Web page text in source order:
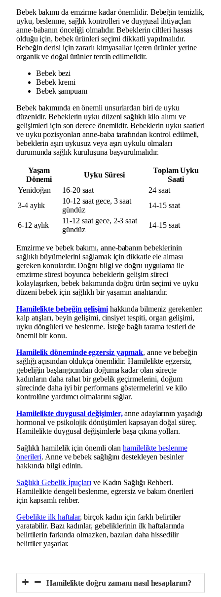
Bebek bakımı da emzirme kadar önemlidir. Bebeğin temizlik,
uyku, beslenme, sağlık kontrolleri ve duygusal ihtiyaçları
anne-babanın önceliği olmalıdır. Bebeklerin ciltleri hassas
olduğu için, bebek ürünleri seçimi dikkatli yapılmalıdır.
Bebeğin derisi için zararlı kimyasallar içeren ürünler yerine
organik ve doğal ürünler tercih edilmelidir.
Bebek bezi
Bebek kremi
Bebek şampuanı
Bebek bakımında en önemli unsurlardan biri de uyku
düzenidir. Bebeklerin uyku düzeni sağlıklı kilo alımı ve
gelişimleri için son derece önemlidir. Bebeklerin uyku saatleri
ve uyku pozisyonları anne-baba tarafından kontrol edilmeli,
bebeklerin aşırı uykusuz veya aşırı uykulu olmaları
durumunda sağlık kuruluşuna başvurulmalıdır.
Yaşam
Dönemi
Uyku Süresi
Toplam Uyku
Saati
Yenidoğan
16-20 saat
24 saat
3-4 aylık
10-12 saat gece, 3 saat
gündüz
14-15 saat
6-12 aylık
11-12 saat gece, 2-3 saat
gündüz
14-15 saat
Emzirme ve bebek bakımı, anne-babanın bebeklerinin
sağlıklı büyümelerini sağlamak için dikkatle ele alması
gereken konulardır. Doğru bilgi ve doğru uygulama ile
emzirme süresi boyunca bebeklerin gelişim süreci
kolaylaşırken, bebek bakımında doğru ürün seçimi ve uyku
düzeni bebek için sağlıklı bir yaşamın anahtarıdır.
Hamilelikte bebeğin gelişimihakkında bilmeniz gerekenler:
kalp atışları, beyin gelişimi, cinsiyet tespiti, organ gelişimi,
uyku döngüleri ve beslenme. İsteğe bağlı tarama testleri de
önemli bir konu.
Hamilelik döneminde egzersiz yapmak, anne ve bebeğin
sağlığı açısından oldukça önemlidir. Hamilelikte egzersiz,
gebeliğin başlangıcından doğuma kadar olan süreçte
kadınların daha rahat bir gebelik geçirmelerini, doğum
sürecinde daha iyi bir performans göstermelerini ve kilo
kontrolüne yardımcı olmalarını sağlar.
Hamilelikte duygusal değişimler,anne adaylarının yaşadığı
hormonal ve psikolojik dönüşümleri kapsayan doğal süreç.
Hamilelikte duygusal değişimlerle başa çıkma yolları.
Sağlıklı hamilelik için önemli olanhamilelikte beslenme
önerileri. Anne ve bebek sağlığını destekleyen besinler
hakkında bilgi edinin.
Sağlıklı Gebelik İpuçları ve Kadın Sağlığı Rehberi.
Hamilelikte dengeli beslenme, egzersiz ve bakım önerileri
için kapsamlı rehber.
Gebelikte ilk haftalar, birçok kadın için farklı belirtiler
yaratabilir. Bazı kadınlar, gebeliklerinin ilk haftalarında
belirtilerin farkında olmazken, bazıları daha hissedilir
belirtiler yaşarlar.
Hamilelikte doğru zamanı nasıl hesaplarım?